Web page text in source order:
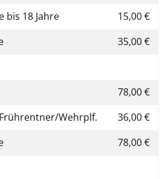
bis 18 Jahre
15,00 €
35,00 €
78,00 €
Wehrplf.
36,00 €
78,00 €